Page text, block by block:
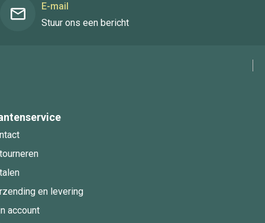
E-mail
Stuur ons een bericht
en levering
account